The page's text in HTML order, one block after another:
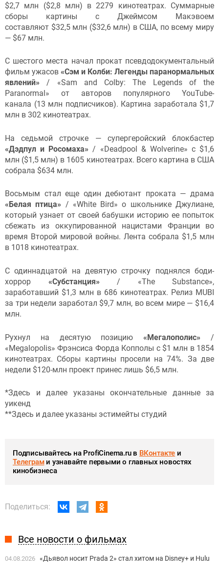
$2,7 млн ($2,8 млн) в 2279 кинотеатрах. Суммарные
сборы картины с Джеймсом Макэвоем
составляют $32,5 млн ($32,6 млн) в США, по всему миру
— $67 млн.
С шестого места начал прокат псевдодокументальный
фильм ужасов «Сэм и Колби: Легенды паранормальных
явлений» / «Sam and Colby: The Legends of the
Paranormal» от авторов популярного YouTube-
канала (13 млн подписчиков). Картина заработала $1,7
млн в 302 кинотеатрах.
На седьмой строчке — супергеройский блокбастер
«Дэдпул и Росомаха» / «Deadpool & Wolverine» с $1,6
млн ($1,5 млн) в 1605 кинотеатрах. Всего картина в США
собрала $634 млн.
Восьмым стал еще один дебютант проката — драма
«Белая птица» / «White Bird» о школьнике Джулиане,
который узнает от своей бабушки историю ее попыток
сбежать из оккупированной нацистами Франции во
время Второй мировой войны. Лента собрала $1,5 млн
в 1018 кинотеатрах.
С одиннадцатой на девятую строчку поднялся боди-
хоррор «Субстанция» / «The Substance»,
заработавший $1,3 млн в 686 кинотеатрах. Релиз MUBI
за три недели заработал $9,7 млн, во всем мире — $16,4
млн.
Рухнул на десятую позицию «Мегалополис» /
«Megalopolis» Фрэнсиса Форда Копполы с $1 млн в 1854
кинотеатрах. Сборы картины просели на 74%. За две
недели $120-млн проект принес лишь $6,5 млн.
*Здесь и далее указаны окончательные данные за
уикенд
**Здесь и далее указаны эстимейты студий
Подписывайтесь на ProfiCinema.ru в ВКонтакте и
Телеграми узнавайте первыми о главных новостях
кинобизнеса
Поделиться:
Все новости о фильмах
04.08.2026 «Дьявол носит Prada 2» стал хитом на Disney+ и Hulu